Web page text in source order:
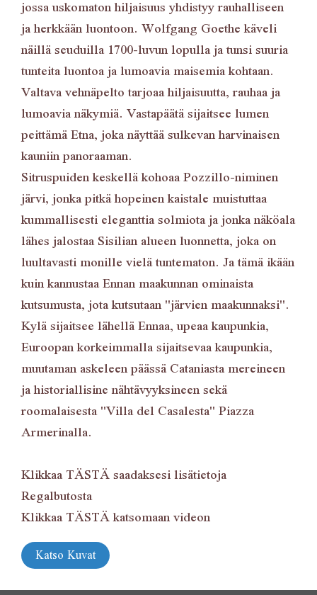
jossa uskomaton hiljaisuus yhdistyy rauhalliseen
ja herkkään luontoon. Wolfgang Goethe käveli
näillä seuduilla 1700-luvun lopulla ja tunsi suuria
tunteita luontoa ja lumoavia maisemia kohtaan.
Valtava vehnäpelto tarjoaa hiljaisuutta, rauhaa ja
lumoavia näkymiä. Vastapäätä sijaitsee lumen
peittämä Etna, joka näyttää sulkevan harvinaisen
kauniin panoraaman.
Sitruspuiden keskellä kohoaa Pozzillo-niminen
järvi, jonka pitkä hopeinen kaistale muistuttaa
kummallisesti eleganttia solmiota ja jonka näköala
lähes jalostaa Sisilian alueen luonnetta, joka on
luultavasti monille vielä tuntematon. Ja tämä ikään
kuin kannustaa Ennan maakunnan ominaista
kutsumusta, jota kutsutaan "järvien maakunnaksi".
Kylä sijaitsee lähellä Ennaa, upeaa kaupunkia,
Euroopan korkeimmalla sijaitsevaa kaupunkia,
muutaman askeleen päässä Cataniasta mereineen
ja historiallisine nähtävyyksineen sekä
roomalaisesta "Villa del Casalesta" Piazza
Armerinalla.
KlikkaaTÄSTÄsaadaksesi lisätietoja
Regalbutosta
KlikkaaTÄSTÄkatsomaan videon
Katso Kuvat